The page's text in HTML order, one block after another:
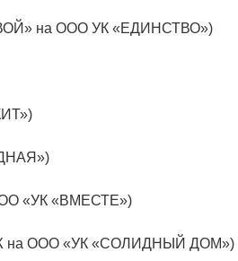
на ООО УК «ЕДИНСТВО»)
«УК «ВМЕСТЕ»)
на ООО «УК «СОЛИДНЫЙ ДОМ»)